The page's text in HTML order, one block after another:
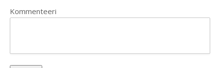
Kommenteeri